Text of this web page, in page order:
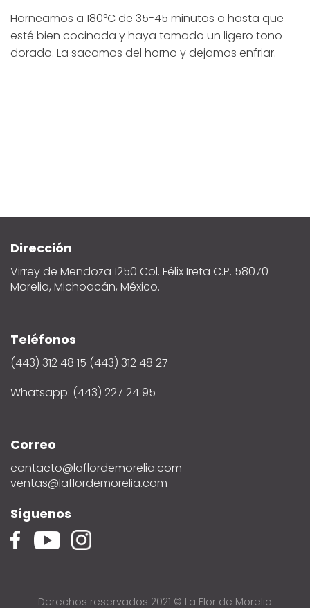
Horneamos a 180°C de 35-45 minutos o hasta que
esté bien cocinada y haya tomado un ligero tono
dorado. La sacamos del horno y dejamos enfriar.
Dirección
Virrey de Mendoza 1250 Col. Félix Ireta C.P. 58070
Morelia, Michoacán, México.
Teléfonos
(443) 312 48 15 (443) 312 48 27
Whatsapp: (443) 227 24 95
Correo
contacto@laflordemorelia.com
ventas@laflordemorelia.com
Síguenos
Derechos reservados 2021 © La Flor de Morelia